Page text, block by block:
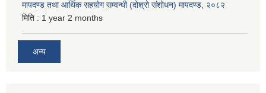
मापदण्ड तथा आर्थिक सहयोग सम्वन्धी (दोश्रो संशोधन) मापदण्ड, २०८२
मिति : 1 year 2 months
अन्य